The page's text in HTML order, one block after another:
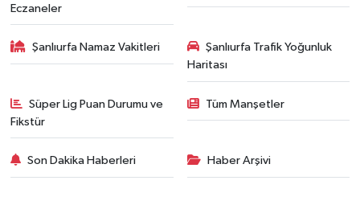
Eczaneler
Şanlıurfa Namaz Vakitleri
Şanlıurfa Trafik Yoğunluk
Haritası
Süper Lig Puan Durumu ve
Fikstür
Tüm Manşetler
Son Dakika Haberleri Haber Arşivi